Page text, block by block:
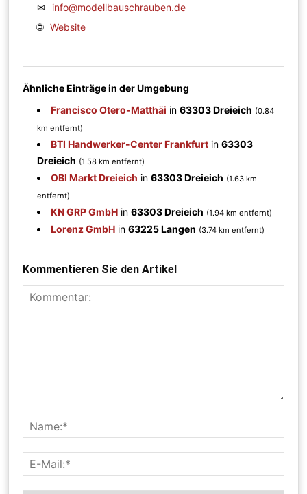
✉
info@modellbauschrauben.de
🌐 Website
Ähnliche Einträge in der Umgebung
Francisco Otero-Matthäi in63303 Dreieich (0.84
km entfernt)
BTI Handwerker-Center Frankfurt in63303
Dreieich (1.58 km entfernt)
OBI Markt Dreieich in63303 Dreieich (1.63 km
entfernt)
KN GRP GmbH in63303 Dreieich (1.94 km entfernt)
Lorenz GmbH in63225 Langen (3.74 km entfernt)
Kommentieren Sie den Artikel